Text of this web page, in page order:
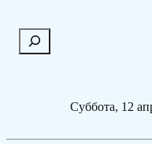
о
Суббота, 12